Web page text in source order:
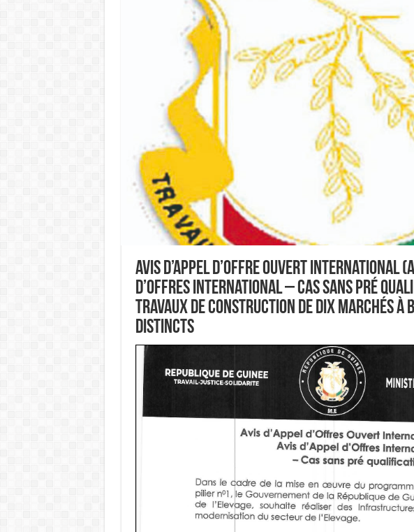
Avis d’Appel d’Offre Ouvert International
d’Offres International – Cas sans pré
Travaux de construction de dix marchés à
distincts